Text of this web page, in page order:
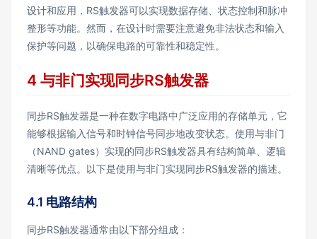
设计和应用，RS触发器可以实现数据存储、状态控制和脉冲
整形等功能。然而，在设计时需要注意避免非法状态和输入
保护等问题，以确保电路的可靠性和稳定性。
4 与非门实现同步RS触发器
同步RS触发器是一种在数字电路中广泛应用的存储单元，它
能够根据输入信号和时钟信号同步地改变状态。使用与非门
（NAND gates）实现的同步RS触发器具有结构简单、逻辑
清晰等优点。以下是使用与非门实现同步RS触发器的描述。
4.1 电路结构
同步RS触发器通常由以下部分组成：